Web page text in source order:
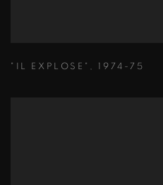
"IL EXPLOSE" , 1974-75